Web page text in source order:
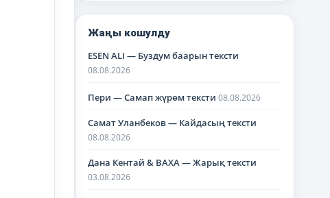
Жаңы кошулду
ESEN ALI — Буздум баарын тексти
08.08.2026
Пери — Самап жүрөм тексти 08.08.2026
Самат Уланбеков — Кайдасың тексти
08.08.2026
Дана Кентай & BAXA — Жарық тексти
03.08.2026